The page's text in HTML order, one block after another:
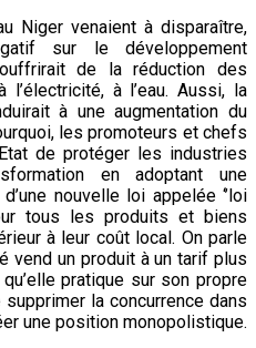
Niger venaient à disparaître,
sur le développement
de la réduction des
à l’eau. Aussi, la
à une augmentation du
les promoteurs et chefs
de protéger les industries
en adoptant une
nouvelle loi appelée ‘’loi
tous les produits et biens
à leur coût local. On parle
vend un produit à un tarif plus
pratique sur son propre
la concurrence dans
une position monopolistique.